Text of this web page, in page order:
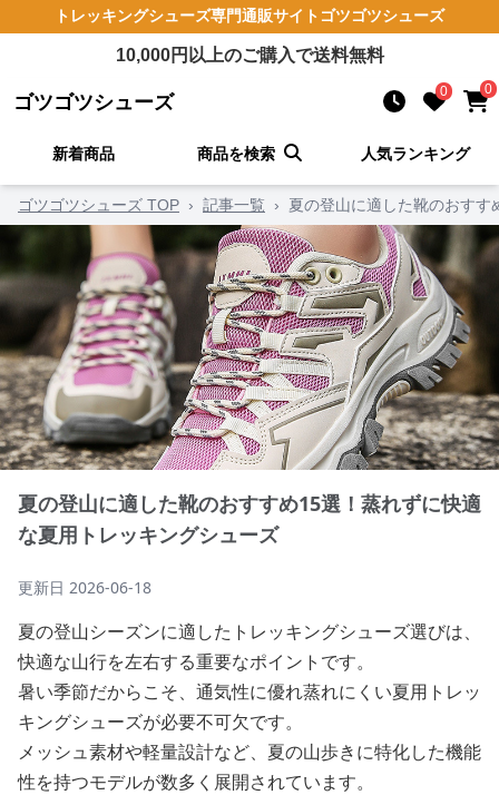
トレッキングシューズ専門通販サイト ゴツゴツシューズ
10,000円以上のご購入で送料無料
ゴツゴツシューズ 0 0
新着商品 商品を検索 人気ランキング
ゴツゴツシューズ TOP › 記事一覧 › 夏の登山に適した靴のおす
夏の登山に適した靴のおすすめ15選！蒸れずに快適
な夏用トレッキングシューズ
更新日 2026-06-18
夏の登山シーズンに適したトレッキングシューズ選びは、
快適な山行を左右する重要なポイントです。
暑い季節だからこそ、通気性に優れ蒸れにくい夏用トレッ
キングシューズが必要不可欠です。
メッシュ素材や軽量設計など、夏の山歩きに特化した機能
性を持つモデルが数多く展開されています。